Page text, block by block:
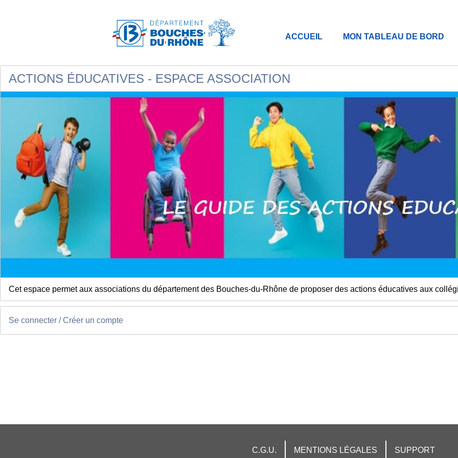
ACCUEIL MON TABLEAU DE BORD
ACTIONS ÉDUCATIVES - ESPACE ASSOCIATION
Cet espace permet aux associations du département des Bouches-du-Rhône de proposer des actions éducatives aux
Se connecter / Créer un compte
C.G.U. MENTIONS LÉGALES SUPPORT